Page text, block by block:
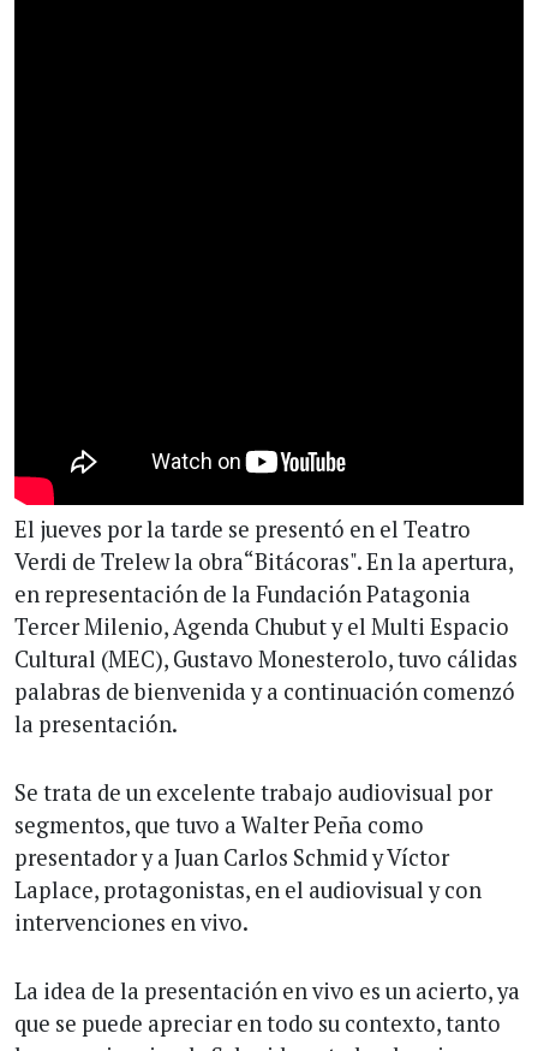
El jueves por la tarde se presentó en el Teatro
Verdi de Trelew la obra“Bitácoras". En la apertura,
en representación de la Fundación Patagonia
Tercer Milenio, Agenda Chubut y el Multi Espacio
Cultural (MEC), Gustavo Monesterolo, tuvo cálidas
palabras de bienvenida y a continuación comenzó
la presentación.
Se trata de un excelente trabajo audiovisual por
segmentos, que tuvo a Walter Peña como
presentador y a Juan Carlos Schmid y Víctor
Laplace, protagonistas, en el audiovisual y con
intervenciones en vivo.
La idea de la presentación en vivo es un acierto, ya
que se puede apreciar en todo su contexto, tanto